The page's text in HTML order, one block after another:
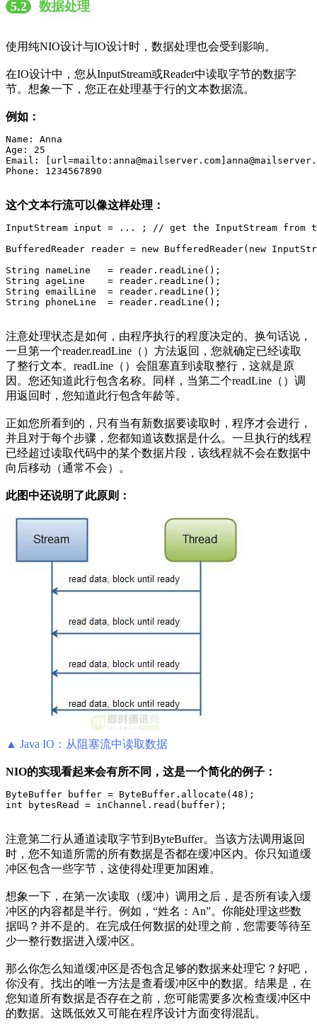
5.2 数据处理
使用纯NIO设计与IO设计时，数据处理也会受到影响。
在IO设计中，您从InputStream或Reader中读取字节的数据字
节。想象一下，您正在处理基于行的文本数据流。
例如：
Name: Anna
Age: 25
Email:
Phone: 1234567890
这个文本行流可以像这样处理：
InputStream input = ... ; // get the InputStream from
BufferedReader reader = new BufferedReader(new
String nameLine   = reader.readLine();
String ageLine    = reader.readLine();
String emailLine  = reader.readLine();
String phoneLine  = reader.readLine();
注意处理状态是如何，由程序执行的程度决定的。换句话说，
一旦第一个reader.readLine（）方法返回，您就确定已经读取
了整行文本。readLine（）会阻塞直到读取整行，这就是原
因。您还知道此行包含名称。同样，当第二个readLine（）调
用返回时，您知道此行包含年龄等。
正如您所看到的，只有当有新数据要读取时，程序才会进行，
并且对于每个步骤，您都知道该数据是什么。一旦执行的线程
已经超过读取代码中的某个数据片段，该线程就不会在数据中
向后移动（通常不会）。
此图中还说明了此原则：
▲ Java IO：从阻塞流中读取数据
NIO的实现看起来会有所不同，这是一个简化的例子：
ByteBuffer buffer = ByteBuffer.allocate(48);
int bytesRead = inChannel.read(buffer);
注意第二行从通道读取字节到ByteBuffer。当该方法调用返回
时，您不知道所需的所有数据是否都在缓冲区内。你只知道缓
冲区包含一些字节，这使得处理更加困难。
想象一下，在第一次读取（缓冲）调用之后，是否所有读入缓
冲区的内容都是半行。例如，“姓名：An”。你能处理这些数
据吗？并不是的。在完成任何数据的处理之前，您需要等待至
少一整行数据进入缓冲区。
那么你怎么知道缓冲区是否包含足够的数据来处理它？好吧，
你没有。找出的唯一方法是查看缓冲区中的数据。结果是，在
您知道所有数据是否存在之前，您可能需要多次检查缓冲区中
的数据。这既低效又可能在程序设计方面变得混乱。